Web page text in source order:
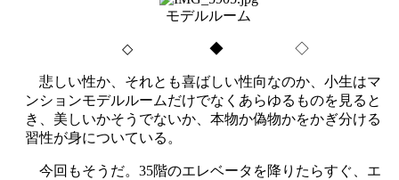
モデルルーム
◇ ◆ ◇
悲しい性か、それとも喜ばしい性向なのか、小生はマ
ンションモデルルームだけでなくあらゆるものを見ると
き、美しいかそうでないか、本物か偽物かをかぎ分ける
習性が身についている。
今回もそうだ。 35階のエレベータを降りたらすぐ、エ